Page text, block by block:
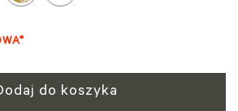
do koszyka